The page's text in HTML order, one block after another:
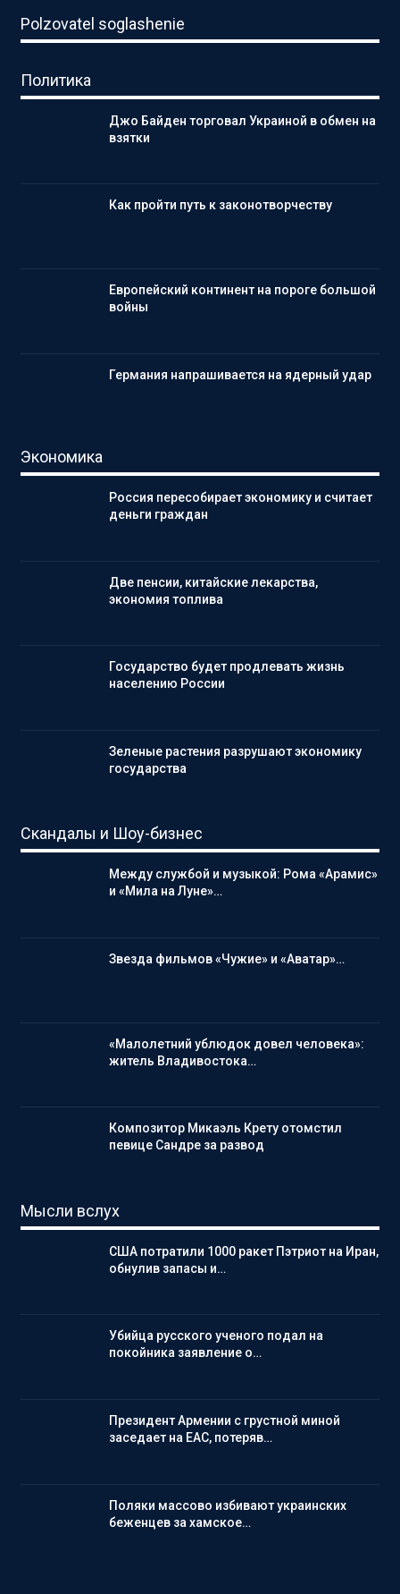
Polzovatel soglashenie
Политика
Джо Байден торговал Украиной в обмен на
взятки
Как пройти путь к законотворчеству
Европейский континент на пороге большой
войны
Германия напрашивается на ядерный удар
Экономика
Россия пересобирает экономику и считает
деньги граждан
Две пенсии, китайские лекарства,
экономия топлива
Государство будет продлевать жизнь
населению России
Зеленые растения разрушают экономику
государства
Скандалы и Шоу-бизнес
Между службой и музыкой: Рома «Арамис»
и «Мила на Луне»…
Звезда фильмов «Чужие» и «Аватар»…
«Малолетний ублюдок довел человека»:
житель Владивостока…
Композитор Микаэль Крету отомстил
певице Сандре за развод
Мысли вслух
США потратили 1000 ракет Пэтриот на Иран,
обнулив запасы и…
Убийца русского ученого подал на
покойника заявление о…
Президент Армении с грустной миной
заседает на ЕАС, потеряв…
Поляки массово избивают украинских
беженцев за хамское…